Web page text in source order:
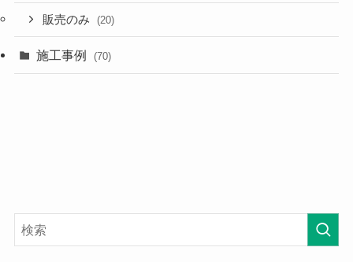
販売のみ (20)
施工事例 (70)